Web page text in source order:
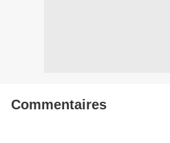
Commentaires